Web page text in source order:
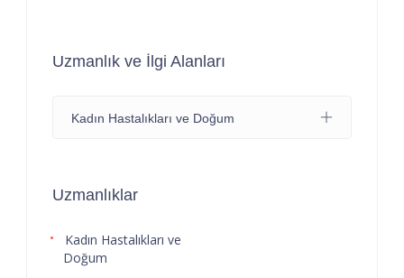
Uzmanlık ve İlgi Alanları
Kadın Hastalıkları ve Doğum
Uzmanlıklar
Kadın Hastalıkları ve
Doğum